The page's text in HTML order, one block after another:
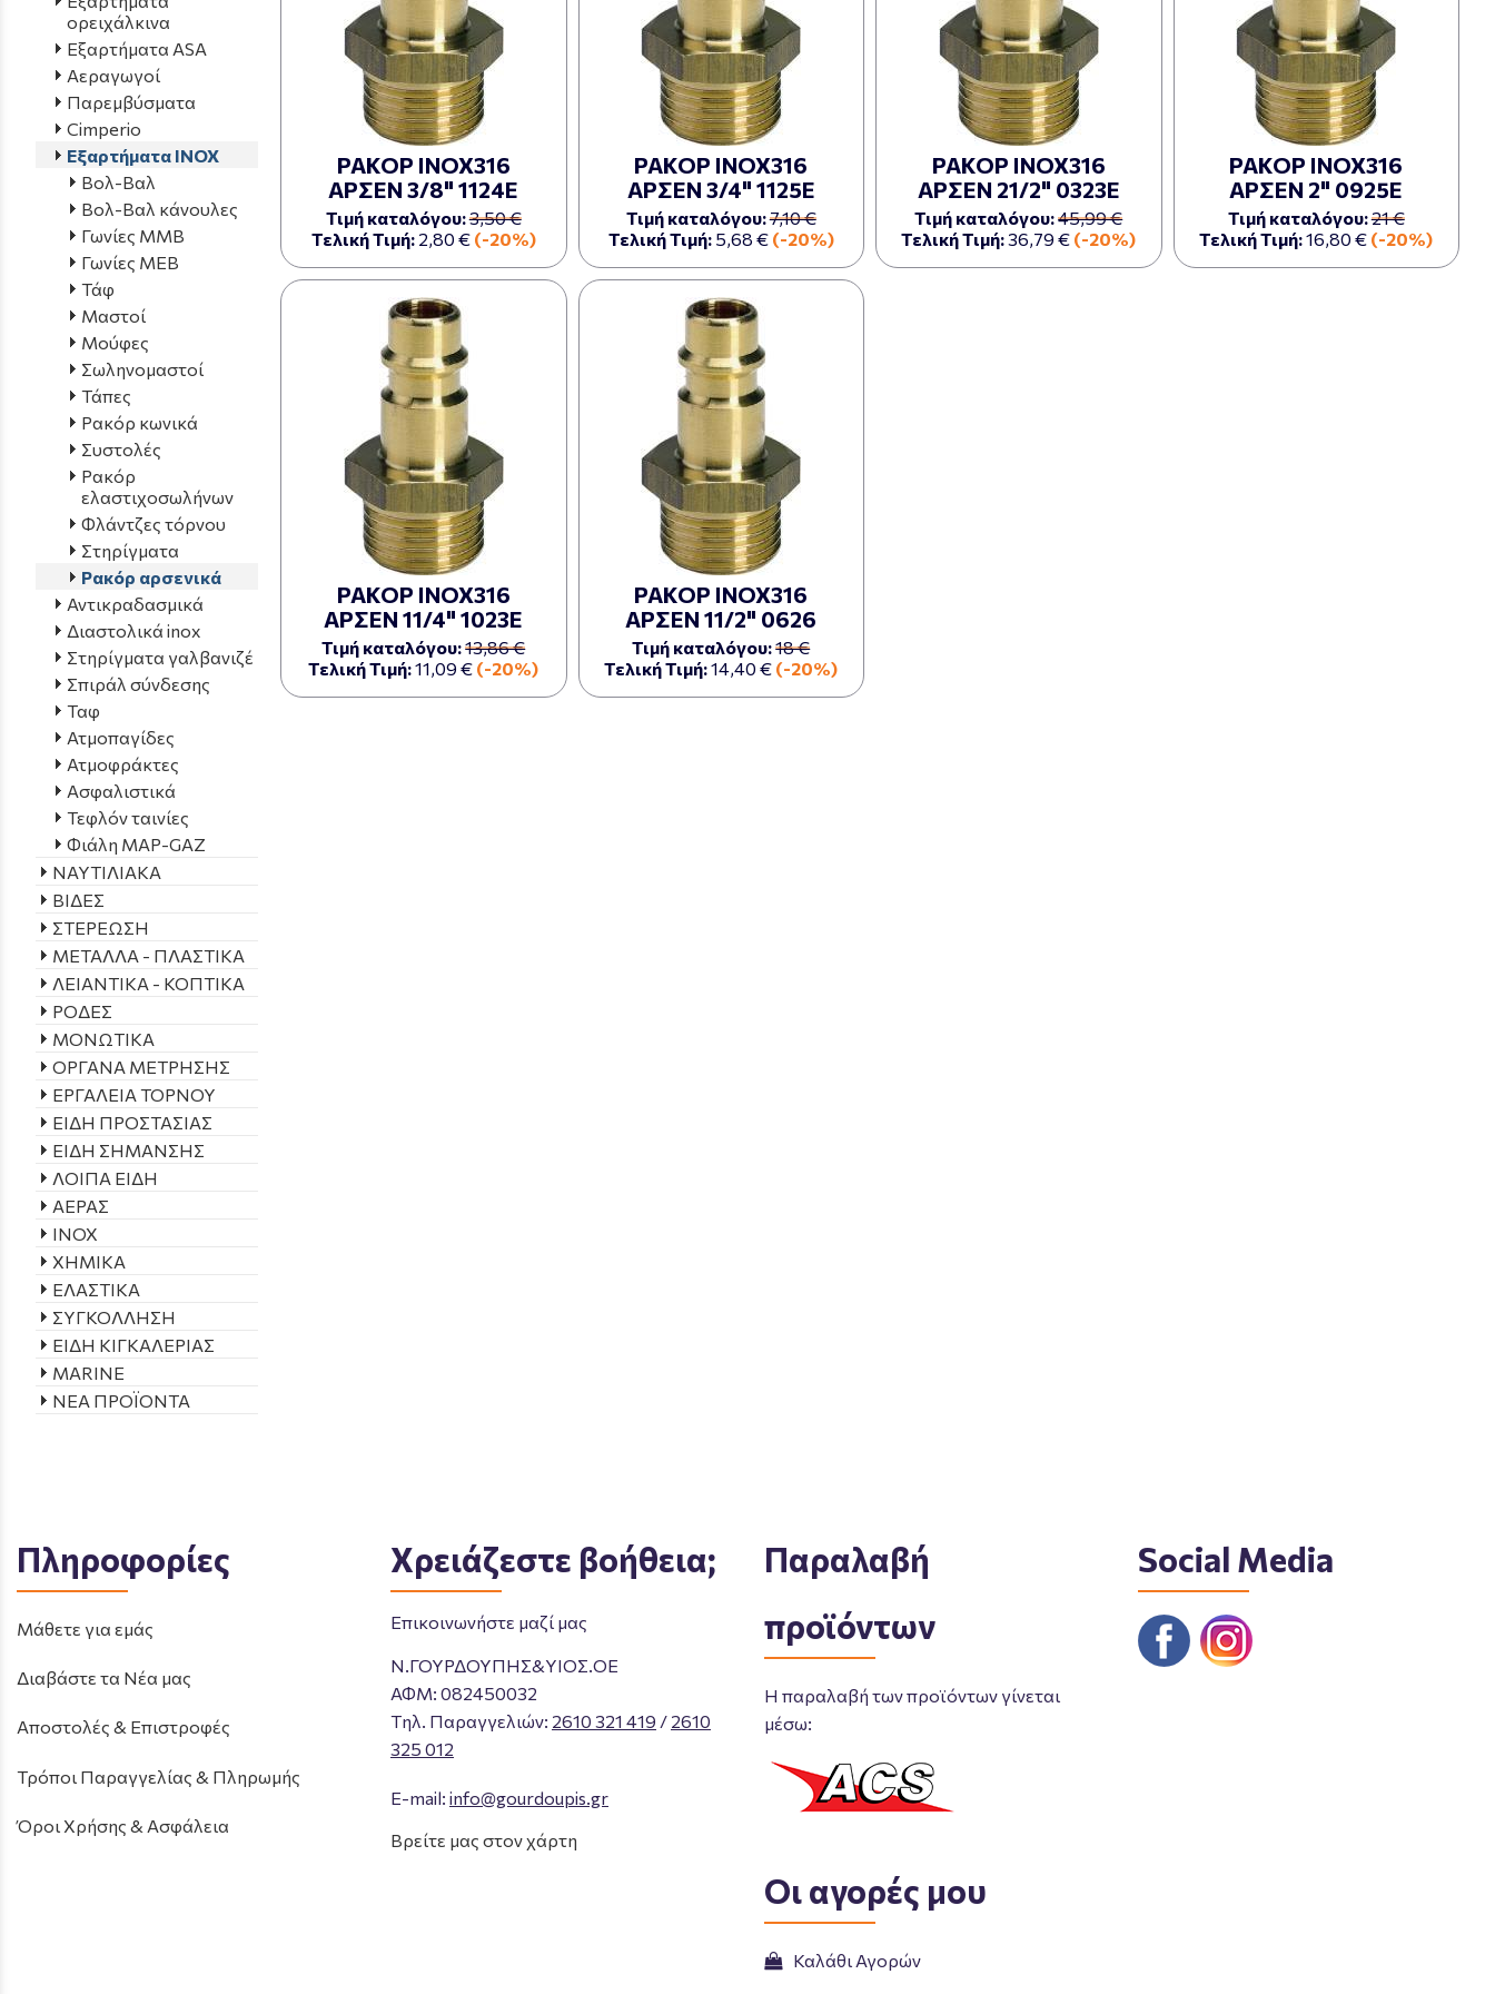
ορειχάλκινα
Εξαρτήματα ASA
Αεραγωγοί
Παρεμβύσματα
Cimperio
Εξαρτήματα INOX
Βολ-Βαλ
Βολ-Βαλ κάνουλες
Γωνίες ΜΜΒ
Γωνίες ΜΕΒ
Τάφ
Μαστοί
Μούφες
Σωληνομαστοί
Τάπες
Ρακόρ κωνικά
Συστολές
Ρακόρ
ελαστιχοσωλήνων
Φλάντζες τόρνου
Στηρίγματα
Ρακόρ αρσενικά
Αντικραδασμικά
Διαστολικά inox
Στηρίγματα γαλβανιζέ
Σπιράλ σύνδεσης
Ταφ
Ατμοπαγίδες
Ατμοφράκτες
Ασφαλιστικά
Τεφλόν ταινίες
Φιάλη MAP-GAZ
ΝΑΥΤΙΛΙΑΚΑ
ΒΙΔΕΣ
ΣΤΕΡΕΩΣΗ
ΜΕΤΑΛΛΑ - ΠΛΑΣΤΙΚΑ
ΛΕΙΑΝΤΙΚΑ - ΚΟΠΤΙΚΑ
ΡΟΔΕΣ
ΜΟΝΩΤΙΚΑ
ΟΡΓΑΝΑ ΜΕΤΡΗΣΗΣ
ΕΡΓΑΛΕΙΑ ΤΟΡΝΟΥ
ΕΙΔΗ ΠΡΟΣΤΑΣΙΑΣ
ΕΙΔΗ ΣΗΜΑΝΣΗΣ
ΛΟΙΠΑ ΕΙΔΗ
ΑΕΡΑΣ
INOX
ΧΗΜΙΚΑ
ΕΛΑΣΤΙΚΑ
ΣΥΓΚΟΛΛΗΣΗ
ΕΙΔΗ ΚΙΓΚΑΛΕΡΙΑΣ
MARINE
ΝΕΑ ΠΡΟΪΟΝΤΑ
ΡΑΚΟΡ ΙΝΟΧ316
ΑΡΣΕΝ 3/8" 1124Ε
Τιμή καταλόγου:3,50 €
Τελική Τιμή: 2,80 € (-20%)
ΡΑΚΟΡ ΙΝΟΧ316
ΑΡΣΕΝ 3/4" 1125Ε
Τιμή καταλόγου:7,10 €
Τελική Τιμή: 5,68 € (-20%)
ΡΑΚΟΡ ΙΝΟΧ316
ΑΡΣΕΝ 21/2" 0323Ε
Τιμή καταλόγου:45,99 €
Τελική Τιμή:36,79 € (-20%)
ΡΑΚΟΡ ΙΝΟΧ316
ΑΡΣΕΝ 2" 0925Ε
Τιμή καταλόγου:21 €
Τελική Τιμή:16,80 € (-20%)
ΡΑΚΟΡ ΙΝΟΧ316
ΑΡΣΕΝ 11/4" 1023Ε
Τιμή καταλόγου:13,86 €
Τελική Τιμή:11,09 € (-20%)
ΡΑΚΟΡ ΙΝΟΧ316
ΑΡΣΕΝ 11/2" 0626
Τιμή καταλόγου:18 €
Τελική Τιμή:14,40 € (-20%)
Πληροφορίες
Μάθετε για εμάς
Διαβάστε τα Νέα μας
Αποστολές & Επιστροφές
Τρόποι Παραγγελίας & Πληρωμής
Όροι Χρήσης & Ασφάλεια
Χρειάζεστε βοήθεια;
Επικοινωνήστε μαζί μας
Ν.ΓΟΥΡΔΟΥΠΗΣ&ΥΙΟΣ.ΟΕ
ΑΦΜ: 082450032
Tηλ. Παραγγελιών: 2610 321 419 / 2610
325 012
E-mail: info@gourdoupis.gr
Βρείτε μας στον χάρτη
Παραλαβή
προϊόντων
Η παραλαβή των προϊόντων γίνεται
μέσω:
Οι αγορές μου
Καλάθι Αγορών
Social Media